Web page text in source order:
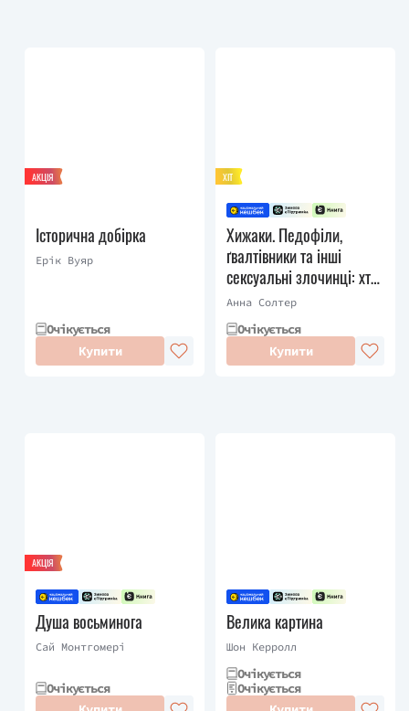
АКЦІЯ
Історична добірка
Ерік Вуяр
Очікується
Купити
ХІТ
Хижаки. Педофіли,
ґвалтівники та інші
сексуальні злочинці: хто
вони такі, як вони діють і
як ми можемо захистити
себе та своїх дітей
Анна Солтер
Очікується
Купити
АКЦІЯ
Душа восьминога
Сай Монтгомері
Очікується
Велика картина
Шон Керролл
Очікується
Очікується